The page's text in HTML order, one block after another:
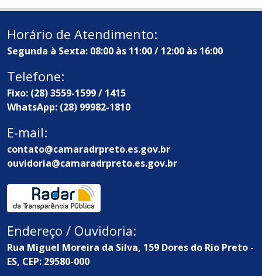
Horário de Atendimento:
Segunda à Sexta: 08:00 às 11:00 / 12:00 às 16:00
Telefone:
Fixo: (28) 3559-1599 / 1415
WhatsApp: (28) 99982-1810
E-mail:
contato@camaradrpreto.es.gov.br
ouvidoria@camaradrpreto.es.gov.br
Endereço / Ouvidoria:
Rua Miguel Moreira da Silva, 159 Dores do Rio Preto -
ES, CEP: 29580-000